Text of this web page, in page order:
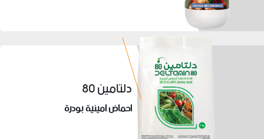
دلتامين 80
احماض امينية بودرة